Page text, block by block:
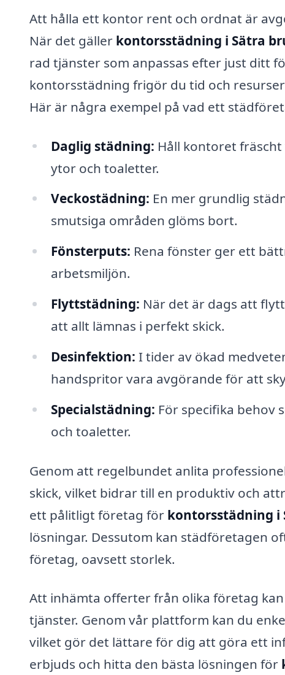
Att hålla ett kontor rent och ordnat är
När det gäller kontorsstädning i Sätra
rad tjänster som anpassas efter just ditt
kontorsstädning frigör du tid och
Här är några exempel på vad ett
Daglig städning: Håll kontoret
ytor och toaletter.
Veckostädning: En mer grundlig
smutsiga områden glöms bort.
Fönsterputs: Rena fönster ger ett
arbetsmiljön.
Flyttstädning: När det är dags att
att allt lämnas i perfekt skick.
Desinfektion: I tider av ökad
handspritor vara avgörande för att
Specialstädning: För specifika behov
och toaletter.
Genom att regelbundet anlita
skick, vilket bidrar till en produktiv och
ett pålitligt företag för kontorsstädning i
lösningar. Dessutom kan städföretagen
företag, oavsett storlek.
Att inhämta offerter från olika företag
tjänster. Genom vår plattform kan du
vilket gör det lättare för dig att göra ett
erbjuds och hitta den bästa lösningen för